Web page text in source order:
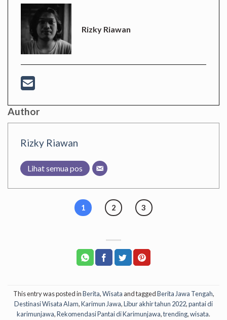
Rizky Riawan
Author
Rizky Riawan
Lihat semua pos
1 2 3
This entry was posted inBerita,Wisata and taggedBerita Jawa Tengah,
Destinasi Wisata Alam,Karimun Jawa,Libur akhir tahun 2022,pantai di
karimunjawa,Rekomendasi Pantai di Karimunjawa,trending,wisata.